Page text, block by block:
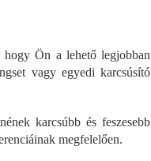
Ön a lehető legjobban
vagy egyedi karcsúsító
karcsúbb és feszesebb
megfelelően.